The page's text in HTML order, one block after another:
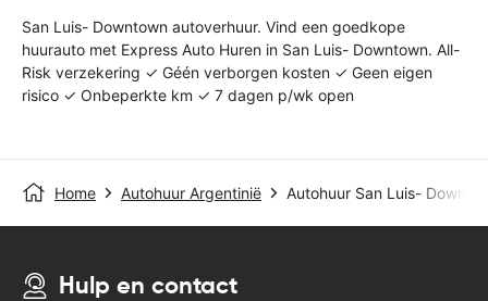
San Luis- Downtown autoverhuur. Vind een goedkope
huurauto met Express Auto Huren in San Luis- Downtown. All-
Risk verzekering ✓ Géén verborgen kosten ✓ Geen eigen
risico ✓ Onbeperkte km ✓ 7 dagen p/wk open
Home Autohuur Argentinië Autohuur San Luis-
Hulp en contact